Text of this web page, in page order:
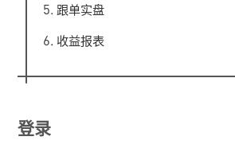
跟单实盘
收益报表
登录